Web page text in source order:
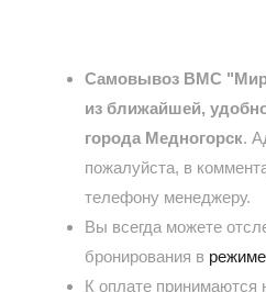
Самовывоз ВМС
из ближайшей,
города Медногорск.
пожалуйста, в
телефону менеджеру.
Вы всегда можете
бронирования в
К оплате принимаются